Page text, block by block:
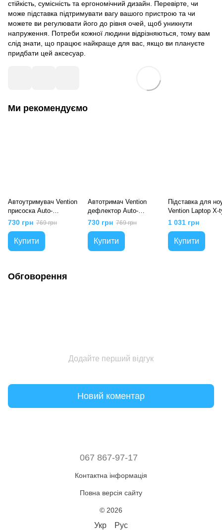
стійкість, сумісність та ергономічний дизайн. Перевірте, чи
може підставка підтримувати вагу вашого пристрою та чи
можете ви регулювати його до рівня очей, щоб уникнути
напруження. Потреби кожної людини відрізняються, тому вам
слід знати, що працює найкраще для вас, якщо ви плануєте
придбати цей аксесуар.
Ми рекомендуємо
Автоутримувач Vention
присоска Auto-
Clamping, Чорний
730 грн 769 грн
Купити
Автотримач Vention
дефлектор Auto-
clamping
730 грн 769 грн
Купити
Підставка для
Vention Laptop X-
Stand Aluminum
1 031 грн
Купити
Обговорення
Додайте перший відгук
Новий коментар
067 867-97-17
Контактна інформація
Повна версія сайту
© 2026
Укр Рус